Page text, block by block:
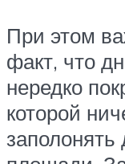
При этом
факт, что
нередко
которой